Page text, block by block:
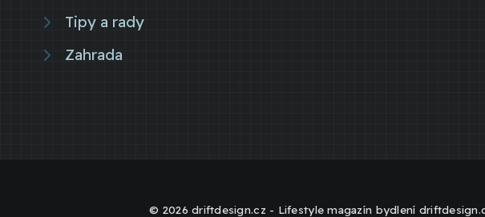
Tipy a rady
Zahrada
© 2026 driftdesign.cz - Lifestyle magazín bydlení